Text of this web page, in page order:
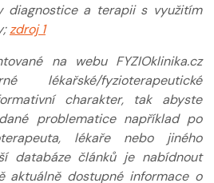
diagnostice a terapii s využitím
zdroj 1
na webu FYZIOklinika.cz
lékařské/fyzioterapeutické
charakter, tak abyste
problematice například po
lékaře nebo jiného
databáze článků je nabídnout
aktuálně dostupné informace o